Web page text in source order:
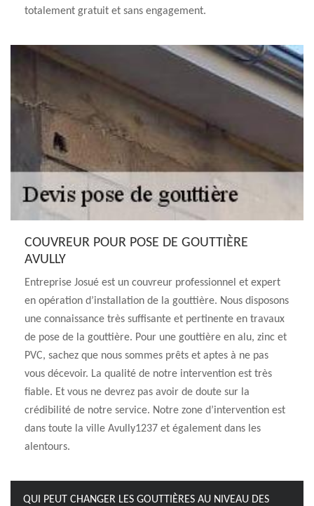
totalement gratuit et sans engagement.
COUVREUR POUR POSE DE GOUTTIÈRE
AVULLY
Entreprise Josué est un couvreur professionnel et expert
en opération d’installation de la gouttière. Nous disposons
une connaissance très suffisante et pertinente en travaux
de pose de la gouttière. Pour une gouttière en alu, zinc et
PVC, sachez que nous sommes prêts et aptes à ne pas
vous décevoir. La qualité de notre intervention est très
fiable. Et vous ne devrez pas avoir de doute sur la
crédibilité de notre service. Notre zone d’intervention est
dans toute la ville Avully1237 et également dans les
alentours.
QUI PEUT CHANGER LES GOUTTIÈRES AU NIVEAU DES